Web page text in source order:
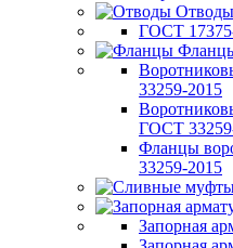
Отводы
ГОСТ
33259-2015
ГОСТ
Фланцы
33259-2015
Запорная